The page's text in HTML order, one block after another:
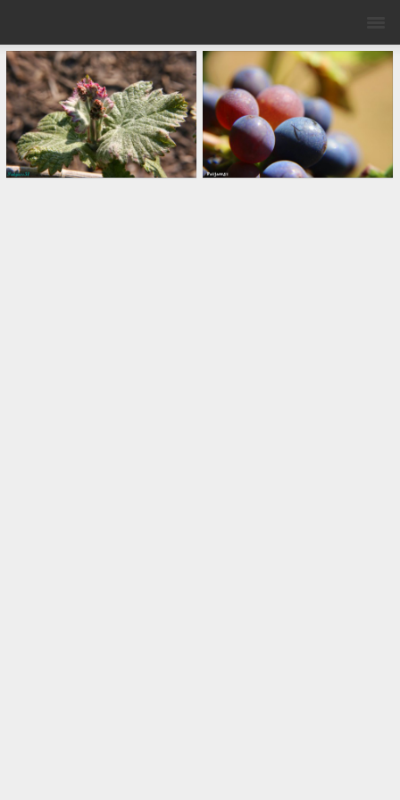
MEUNIER
VÉRAISON –
COPYRIGHT PATRICK
JASSIONES